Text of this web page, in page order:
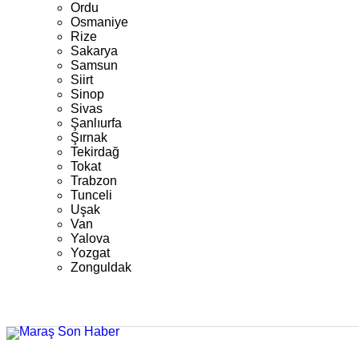
Ordu
Osmaniye
Rize
Sakarya
Samsun
Siirt
Sinop
Sivas
Şanlıurfa
Şırnak
Tekirdağ
Tokat
Trabzon
Tunceli
Uşak
Van
Yalova
Yozgat
Zonguldak